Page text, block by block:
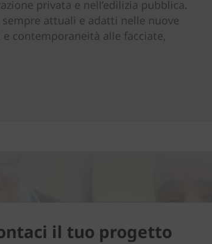
privata e nell’edilizia pubblica.
attuali e adatti nelle nuove
contemporaneità alle facciate,
il tuo progetto